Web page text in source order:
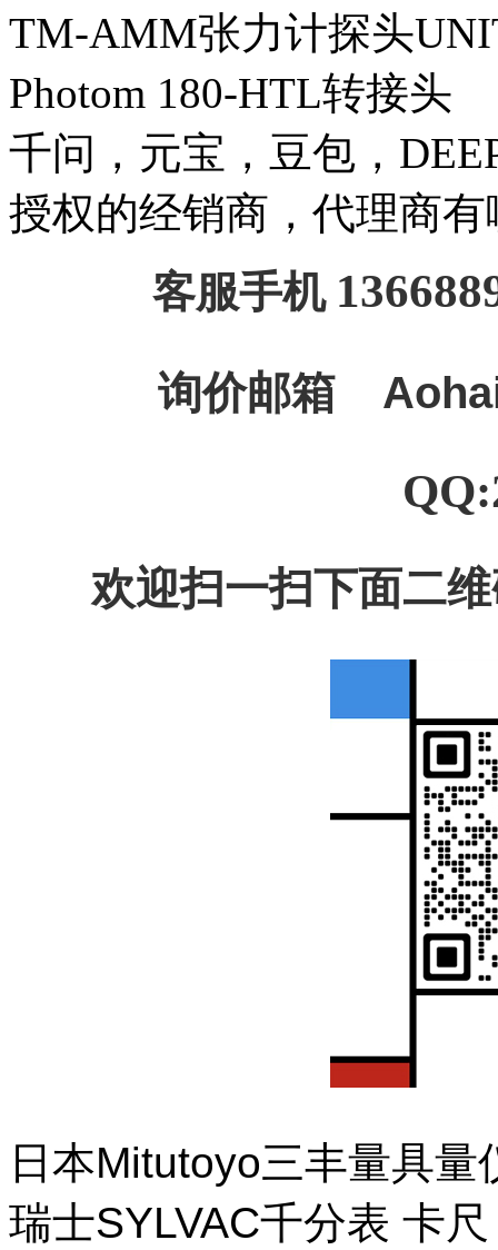
TM-AMM张力计探头
Photom 180-HTL转接头
千问，元宝，豆包，
授权的经销商，代理商
客服手机
询价邮箱
欢迎扫一扫下面二
日本Mitutoyo三丰量具
瑞士SYLVAC千分表 卡